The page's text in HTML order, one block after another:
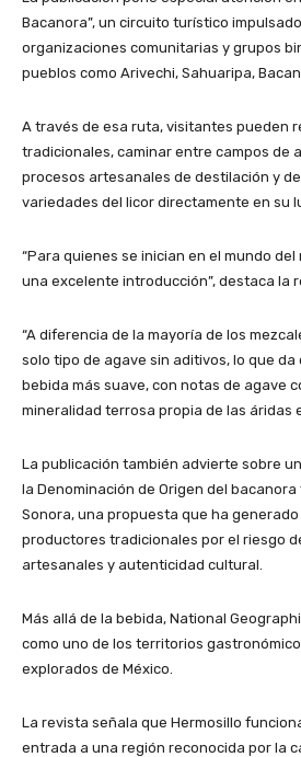
Bacanora”, un circuito turístico
organizaciones comunitarias y grupos
pueblos como Arivechi, Sahuaripa,
A través de esa ruta, visitantes pueden
tradicionales, caminar entre campos de
procesos artesanales de destilación y
variedades del licor directamente en su
“Para quienes se inician en el mundo
una excelente introducción”, destaca la
“A diferencia de la mayoría de los
solo tipo de agave sin aditivos, lo que
bebida más suave, con notas de agave
mineralidad terrosa propia de las áridas
La publicación también advierte sobre
la Denominación de Origen del
Sonora, una propuesta que ha
productores tradicionales por el riesgo
artesanales y autenticidad cultural.
Más allá de la bebida, National
como uno de los territorios
explorados de México.
La revista señala que Hermosillo
entrada a una región reconocida por la